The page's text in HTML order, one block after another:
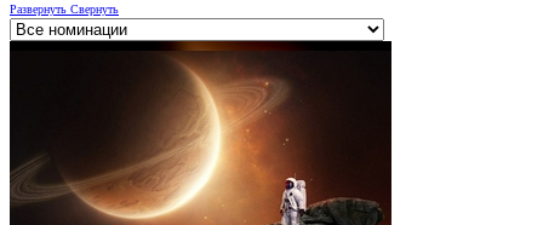
Развернуть Свернуть